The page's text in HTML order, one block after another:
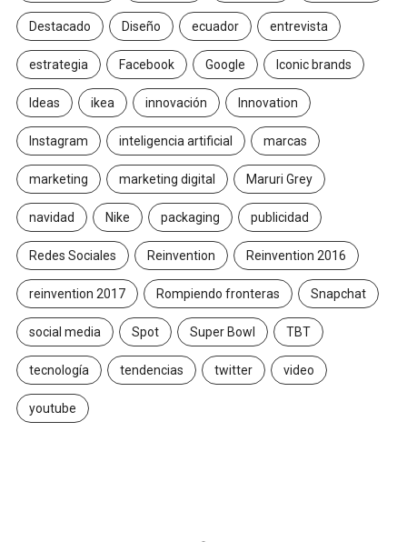
Destacado Diseño ecuador entrevista
estrategia Facebook Google Iconic brands
Ideas ikea innovación Innovation
Instagram inteligencia artificial marcas
marketing marketing digital Maruri Grey
navidad Nike packaging publicidad
Redes Sociales Reinvention Reinvention 2016
reinvention 2017 Rompiendo fronteras Snapchat
social media Spot Super Bowl TBT
tecnología tendencias twitter video
youtube